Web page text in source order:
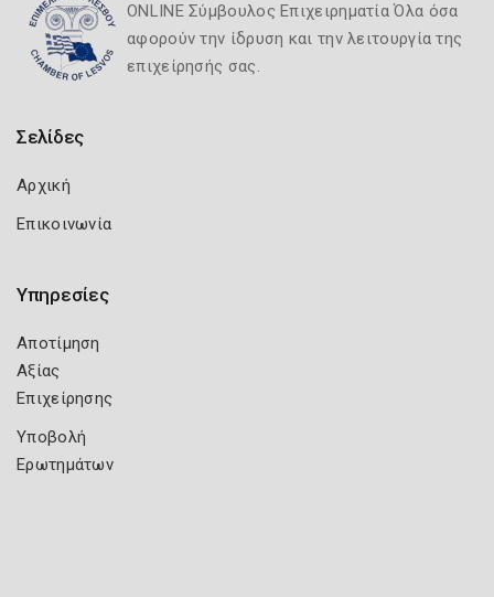
ONLINE Σύμβουλος Επιχειρηματία Όλα όσα
αφορούν την ίδρυση και την λειτουργία της
επιχείρησής σας.
Σελίδες
Αρχική
Επικοινωνία
Υπηρεσίες
Αποτίμηση
Αξίας
Επιχείρησης
Υποβολή
Ερωτημάτων